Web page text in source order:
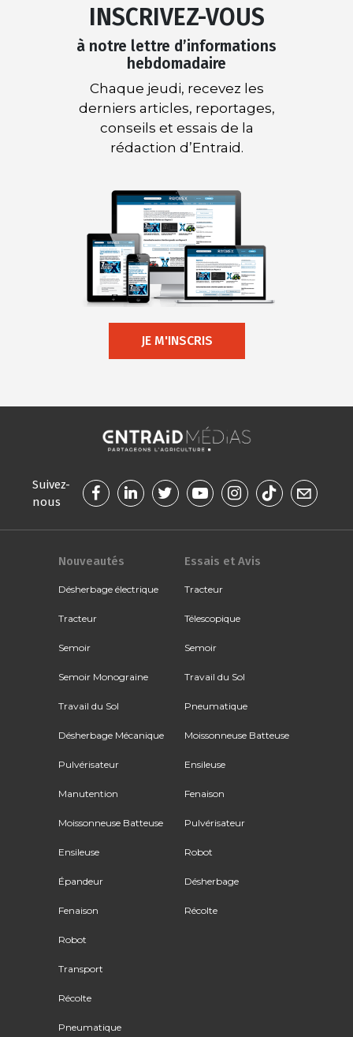
INSCRIVEZ-VOUS
à notre lettre d’informations
hebdomadaire
Chaque jeudi, recevez les
derniers articles, reportages,
conseils et essais de la
rédaction d’Entraid.
JE M'INSCRIS
Suivez-
nous
Nouveautés
Désherbage électrique
Tracteur
Semoir
Semoir Monograine
Travail du Sol
Désherbage Mécanique
Pulvérisateur
Manutention
Moissonneuse Batteuse
Ensileuse
Épandeur
Fenaison
Robot
Transport
Récolte
Pneumatique
Essais et Avis
Tracteur
Télescopique
Semoir
Travail du Sol
Pneumatique
Moissonneuse Batteuse
Ensileuse
Fenaison
Pulvérisateur
Robot
Désherbage
Récolte